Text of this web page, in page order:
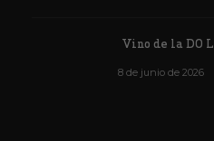
Vino de la DO
8 de junio de 2026